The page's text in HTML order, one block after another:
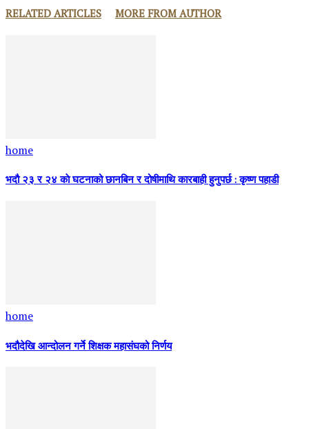
RELATED ARTICLES MORE FROM AUTHOR
home
भदौ २३ र २४ काे घटनाको छानबिन र दोषीमाथि कारबाही हुनुपर्छ : कृष्ण पहाडी
home
भदौदेखि आन्दोलन गर्ने शिक्षक महासंघको निर्णय